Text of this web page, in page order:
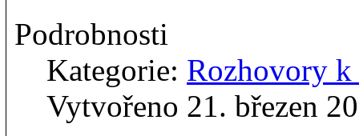
Podrobnosti
Kategorie: Rozhovory
Vytvořeno 21. březen